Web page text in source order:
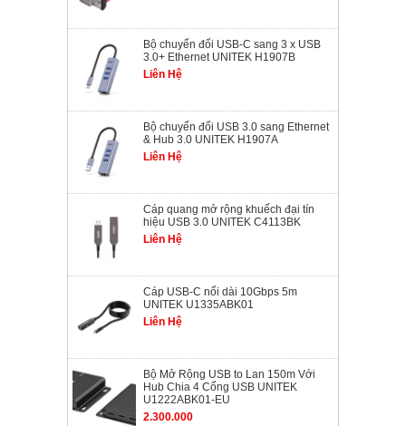
Bộ chuyển đổi USB-C sang 3 x USB
3.0+ Ethernet UNITEK H1907B
Liên Hệ
Bộ chuyển đổi USB 3.0 sang Ethernet
& Hub 3.0 UNITEK H1907A
Liên Hệ
Cáp quang mở rộng khuếch đại tín
hiệu USB 3.0 UNITEK C4113BK
Liên Hệ
Cáp USB-C nối dài 10Gbps 5m
UNITEK U1335ABK01
Liên Hệ
Bộ Mở Rộng USB to Lan 150m Với
Hub Chia 4 Cổng USB UNITEK
U1222ABK01-EU
2.300.000